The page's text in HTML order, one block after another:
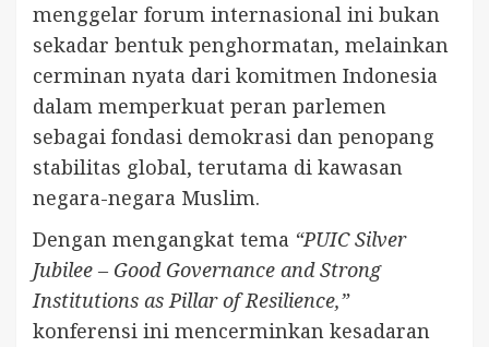
menggelar forum internasional ini bukan
sekadar bentuk penghormatan, melainkan
cerminan nyata dari komitmen Indonesia
dalam memperkuat peran parlemen
sebagai fondasi demokrasi dan penopang
stabilitas global, terutama di kawasan
negara-negara Muslim.
Dengan mengangkat tema “PUIC Silver
Jubilee – Good Governance and Strong
Institutions as Pillar of Resilience,”
konferensi ini mencerminkan kesadaran